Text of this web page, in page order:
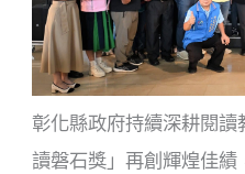
彰化縣政府持續深耕閱讀
讀磐石獎」再創輝煌佳